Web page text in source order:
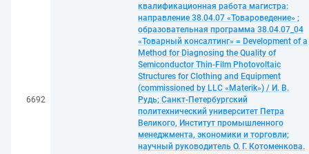
6692
квалификационная работа магистра:
направление 38.04.07 «Товароведение» ;
образовательная программа 38.04.07_04
«Товарный консалтинг» = Development of a
Method for Diagnosing the Quality of
Semiconductor Thin-Film Photovoltaic
Structures for Clothing and Equipment
(commissioned by LLC «Materik») / И. В.
Рудь; Санкт-Петербургский
политехнический университет Петра
Великого, Институт промышленного
менеджмента, экономики и торговли;
научный руководитель О. Г. Котоменкова.